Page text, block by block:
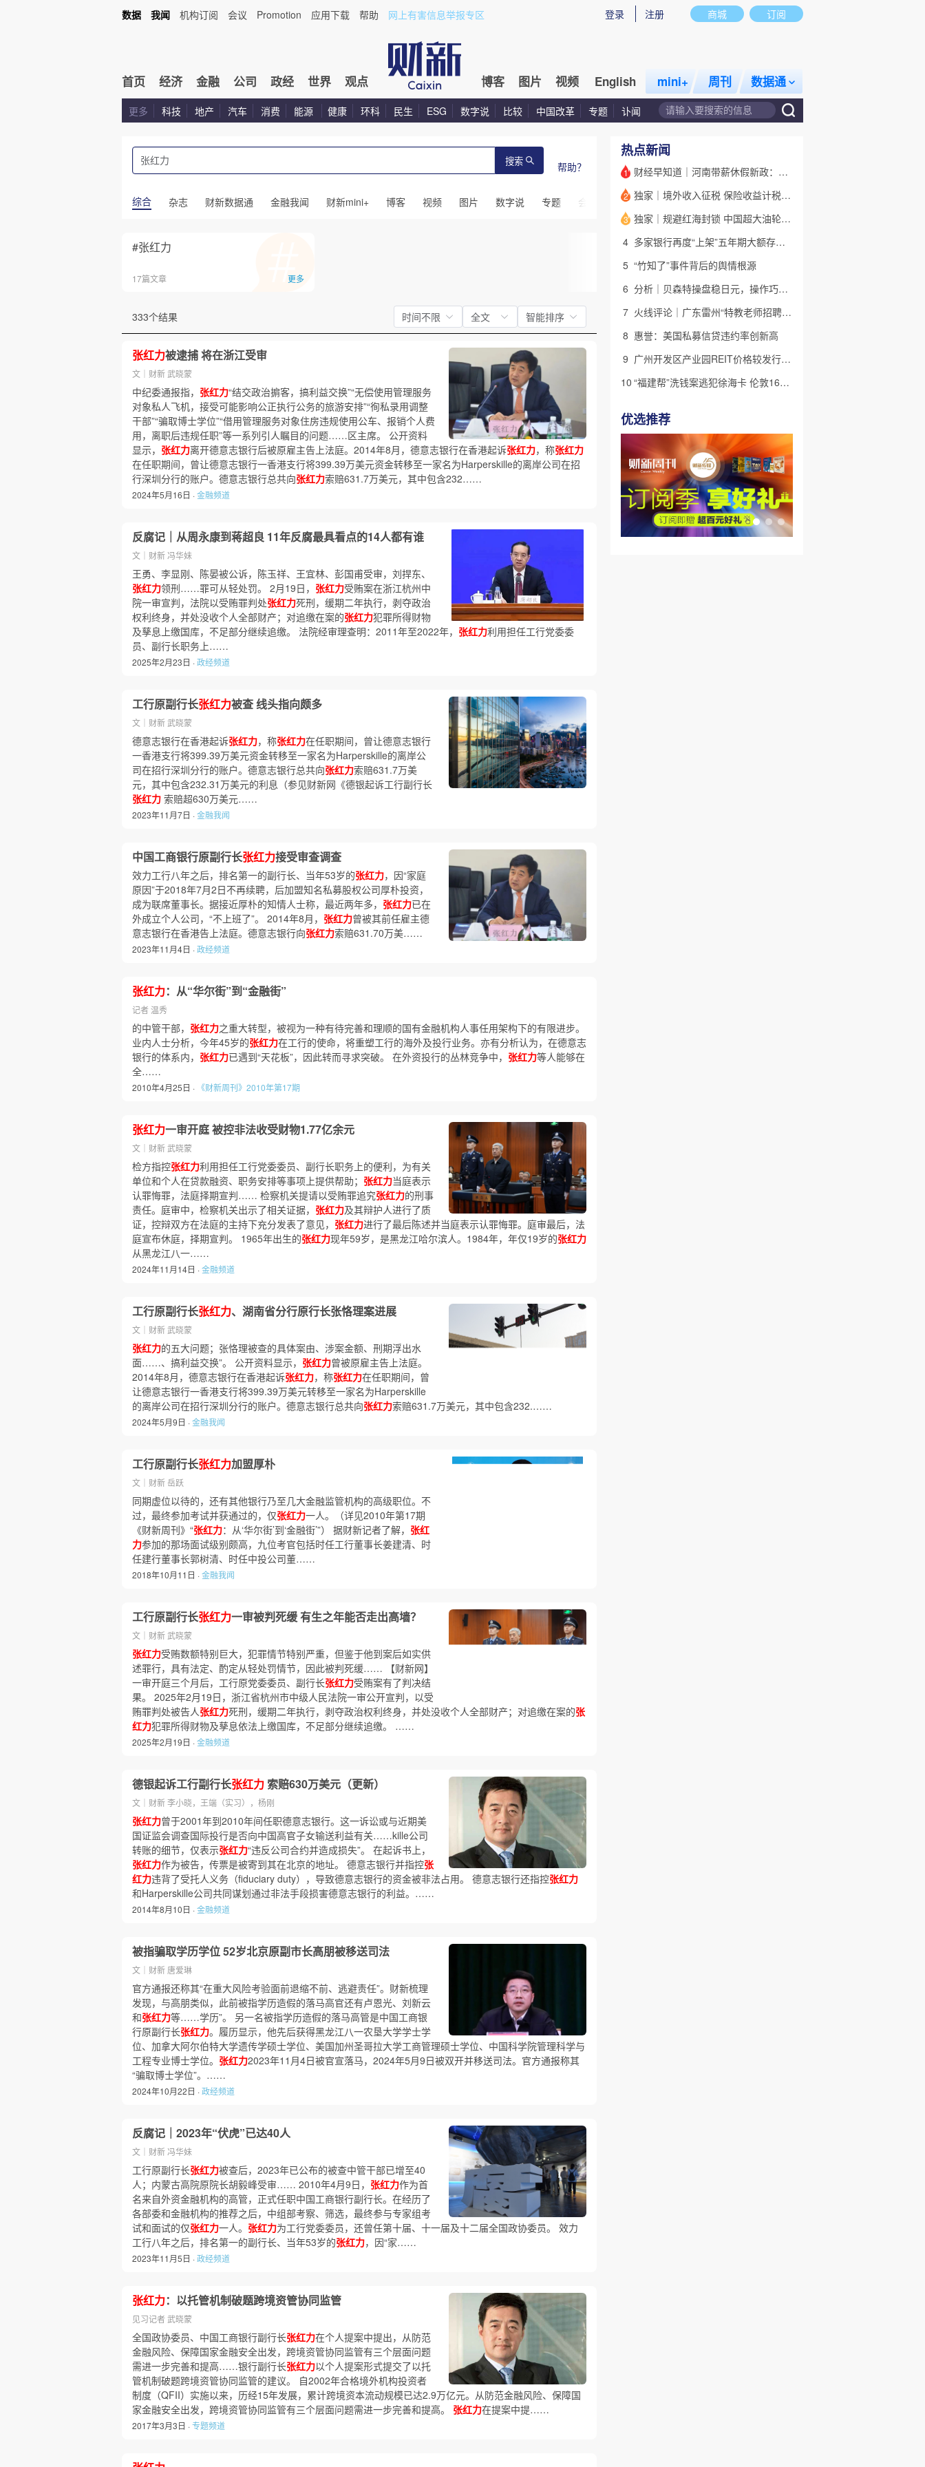
商城 订阅
登录 注册
数据 我闻 机构订阅 会议 Promotion 应用下载 帮助 网上有害信息举报专区
首页 经济 金融 公司 政经 世界 观点 博客 图片 视频 English mini+ 周刊 数据通
更多 科技 地产 汽车 消费 能源 健康 环科 民生 ESG 数字说 比较 中国改革 专题 讣闻
搜索 帮助？
综合 杂志 财新数据通 金融我闻 财新mini+ 博客 视频 图片 数字说 专题 会议 话题 特别呈现 私房课
#张红力
17篇文章 更多
333个结果 时间不限 全文 智能排序
张红力被逮捕 将在浙江受审
文｜财新 武晓蒙
中纪委通报指， 张红力“结交政治掮客，搞利益交换”“无偿使用管理服务
对象私人飞机，接受可能影响公正执行公务的旅游安排”“徇私录用调整
干部”“骗取博士学位”“借用管理服务对象住房违规使用公车、报销个人费
用，离职后违规任职”等一系列引人瞩目的问题……区主席。 公开资料
显示， 张红力离开德意志银行后被原雇主告上法庭。2014年8月，德意志银行在香港起诉张红力，称张红力
在任职期间，曾让德意志银行一香港支行将399.39万美元资金转移至一家名为Harperskille的离岸公司在招
行深圳分行的账户。德意志银行总共向张红力索赔631.7万美元，其中包含232……
2024年5月16日 ·金融频道
反腐记｜从周永康到蒋超良 11年反腐最具看点的14人都有谁
文｜财新 冯华妹
王勇、李显刚、陈晏被公诉，陈玉祥、王宜林、彭国甫受审，刘捍东、
张红力领刑……罪可从轻处罚。 2月19日， 张红力受贿案在浙江杭州中
院一审宣判，法院以受贿罪判处张红力死刑，缓期二年执行，剥夺政治
权利终身，并处没收个人全部财产；对追缴在案的张红力犯罪所得财物
及孳息上缴国库，不足部分继续追缴。 法院经审理查明：2011年至2022年， 张红力利用担任工行党委委
员、副行长职务上……
2025年2月23日 ·政经频道
工行原副行长张红力被查 线头指向颇多
文｜财新 武晓蒙
德意志银行在香港起诉张红力，称张红力在任职期间，曾让德意志银行
一香港支行将399.39万美元资金转移至一家名为Harperskille的离岸公
司在招行深圳分行的账户。德意志银行总共向张红力索赔631.7万美
元，其中包含232.31万美元的利息（参见财新网《德银起诉工行副行长
张红力 索赔超630万美元……
2023年11月7日 ·金融我闻
中国工商银行原副行长张红力接受审查调查
效力工行八年之后，排名第一的副行长、当年53岁的张红力，因“家庭
原因”于2018年7月2日不再续聘，后加盟知名私募股权公司厚朴投资，
成为联席董事长。据接近厚朴的知情人士称，最近两年多， 张红力已在
外成立个人公司，“不上班了”。 2014年8月， 张红力曾被其前任雇主德
意志银行在香港告上法庭。德意志银行向张红力索赔631.70万美……
2023年11月4日 ·政经频道
张红力：从“华尔街”到“金融街”
记者 温秀
的中管干部， 张红力之重大转型，被视为一种有待完善和理顺的国有金融机构人事任用架构下的有限进步。
业内人士分析，今年45岁的张红力在工行的使命，将重塑工行的海外及投行业务。亦有分析认为，在德意志
银行的体系内， 张红力已遇到“天花板”，因此转而寻求突破。 在外资投行的丛林竞争中， 张红力等人能够在
全……
2010年4月25日 · 《财新周刊》2010年第17期
张红力一审开庭 被控非法收受财物1.77亿余元
文｜财新 武晓蒙
检方指控张红力利用担任工行党委委员、副行长职务上的便利，为有关
单位和个人在贷款融资、职务安排等事项上提供帮助； 张红力当庭表示
认罪悔罪，法庭择期宣判…… 检察机关提请以受贿罪追究张红力的刑事
责任。庭审中，检察机关出示了相关证据， 张红力及其辩护人进行了质
证，控辩双方在法庭的主持下充分发表了意见， 张红力进行了最后陈述并当庭表示认罪悔罪。庭审最后，法
庭宣布休庭，择期宣判。 1965年出生的张红力现年59岁，是黑龙江哈尔滨人。1984年，年仅19岁的张红力
从黑龙江八一……
2024年11月14日 ·金融频道
工行原副行长张红力、湖南省分行原行长张恪理案进展
文｜财新 武晓蒙
张红力的五大问题；张恪理被查的具体案由、涉案金额、刑期浮出水
面……、搞利益交换”。 公开资料显示， 张红力曾被原雇主告上法庭。
2014年8月，德意志银行在香港起诉张红力，称张红力在任职期间，曾
让德意志银行一香港支行将399.39万美元转移至一家名为Harperskille
的离岸公司在招行深圳分行的账户。德意志银行总共向张红力索赔631.7万美元，其中包含232.……
2024年5月9日 ·金融我闻
工行原副行长张红力加盟厚朴
文｜财新 岳跃
同期虚位以待的，还有其他银行乃至几大金融监管机构的高级职位。不
过，最终参加考试并获通过的，仅张红力一人。（详见2010年第17期
《财新周刊》“张红力：从‘华尔街’到‘金融街’”） 据财新记者了解， 张红
力参加的那场面试级别颇高，九位考官包括时任工行董事长姜建清、时
任建行董事长郭树清、时任中投公司董……
2018年10月11日 ·金融我闻
工行原副行长张红力一审被判死缓 有生之年能否走出高墙？
文｜财新 武晓蒙
张红力受贿数额特别巨大，犯罪情节特别严重，但鉴于他到案后如实供
述罪行，具有法定、酌定从轻处罚情节，因此被判死缓…… 【财新网】
一审开庭三个月后，工行原党委委员、副行长张红力受贿案有了判决结
果。 2025年2月19日，浙江省杭州市中级人民法院一审公开宣判，以受
贿罪判处被告人张红力死刑，缓期二年执行，剥夺政治权利终身，并处没收个人全部财产；对追缴在案的张
红力犯罪所得财物及孳息依法上缴国库，不足部分继续追缴。 ……
2025年2月19日 ·金融频道
德银起诉工行副行长张红力 索赔630万美元（更新）
文｜财新 李小晓，王端（实习），杨刚
张红力曾于2001年到2010年间任职德意志银行。这一诉讼或与近期美
国证监会调查国际投行是否向中国高官子女输送利益有关……kille公司
转账的细节，仅表示张红力“违反公司合约并造成损失”。 在起诉书上，
张红力作为被告，传票是被寄到其在北京的地址。 德意志银行并指控张
红力违背了受托人义务（fiduciary duty），导致德意志银行的资金被非法占用。 德意志银行还指控张红力
和Harperskille公司共同谋划通过非法手段损害德意志银行的利益。……
2014年8月10日 ·金融频道
被指骗取学历学位 52岁北京原副市长高朋被移送司法
文｜财新 唐爱琳
官方通报还称其“在重大风险考验面前退缩不前、逃避责任”。财新梳理
发现，与高朋类似，此前被指学历造假的落马高官还有卢恩光、刘新云
和张红力等……学历”。 另一名被指学历造假的落马高管是中国工商银
行原副行长张红力。履历显示，他先后获得黑龙江八一农垦大学学士学
位、加拿大阿尔伯特大学遗传学硕士学位、美国加州圣哥拉大学工商管理硕士学位、中国科学院管理科学与
工程专业博士学位。 张红力2023年11月4日被官宣落马，2024年5月9日被双开并移送司法。官方通报称其
“骗取博士学位”。……
2024年10月22日 ·政经频道
反腐记｜2023年“伏虎”已达40人
文｜财新 冯华妹
工行原副行长张红力被查后，2023年已公布的被查中管干部已增至40
人；内蒙古高院原院长胡毅峰受审…… 2010年4月9日， 张红力作为首
名来自外资金融机构的高管，正式任职中国工商银行副行长。在经历了
各部委和金融机构的推荐之后，中组部考察、筛选，最终参与专家组考
试和面试的仅张红力一人。 张红力为工行党委委员，还曾任第十届、十一届及十二届全国政协委员。 效力
工行八年之后，排名第一的副行长、当年53岁的张红力，因“家……
2023年11月5日 ·政经频道
张红力：以托管机制破题跨境资管协同监管
见习记者 武晓蒙
全国政协委员、中国工商银行副行长张红力在个人提案中提出，从防范
金融风险、保障国家金融安全出发，跨境资管协同监管有三个层面问题
需进一步完善和提高……银行副行长张红力以个人提案形式提交了以托
管机制破题跨境资管协同监管的建议。 自2002年合格境外机构投资者
制度（QFII）实施以来，历经15年发展，累计跨境资本流动规模已达2.9万亿元。从防范金融风险、保障国
家金融安全出发，跨境资管协同监管有三个层面问题需进一步完善和提高。 张红力在提案中提……
2017年3月3日 ·专题频道
热点新闻
1 财经早知道｜河南带薪休假新政：领导干部带头，全员应休尽休
2 独家｜境外收入征税 保险收益计税详解(含视频)
3
独家｜规避红海封锁 中国超大油轮停靠埃及绕行非洲
4
多家银行再度“上架”五年期大额存单 有何考量？(含视频)
5 “竹知了”事件背后的舆情根源
6
分析｜贝森特操盘稳日元，操作巧思能否撬动美日货币基本面
7
火线评论｜广东雷州“特教老师招聘违规”很雷，仍有诸多疑点
8 惠誉：美国私募信贷违约率创新高
9
广州开发区产业园REIT价格较发行价“腰斩” 底层资产出租率降至67%
10
“福建帮”洗钱案逃犯徐海卡 伦敦16套房拟被英国没收(含视频)
优选推荐